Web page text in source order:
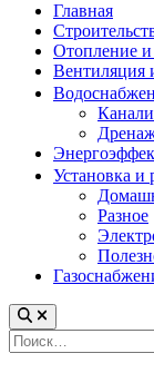
Главная
Отопление
Вентиляция
Установка и
Разное
Найти: